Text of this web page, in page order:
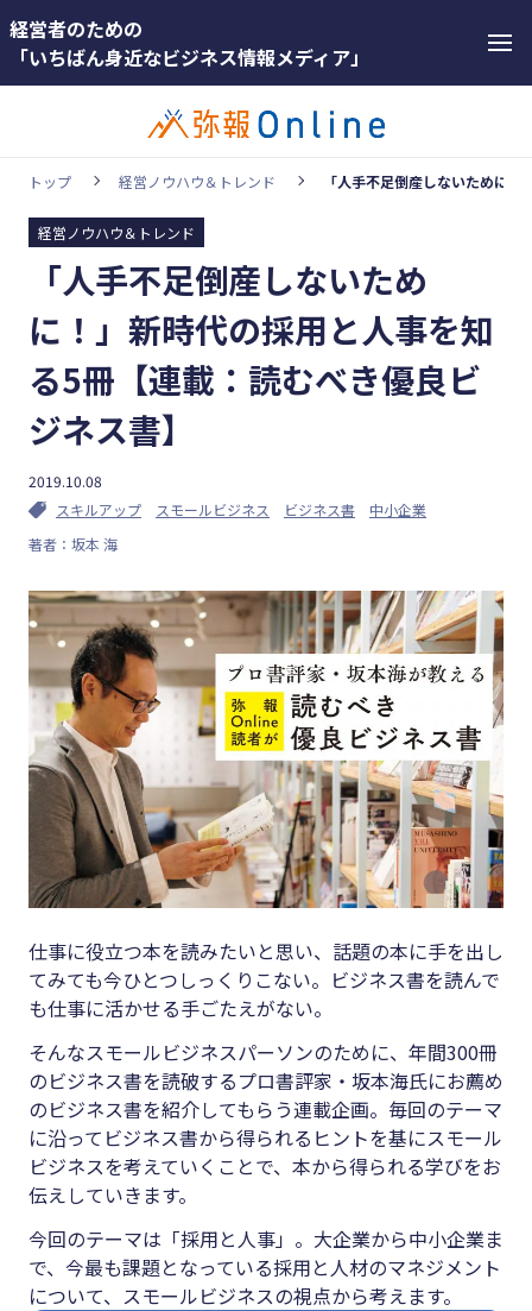
経営者のための
「いちばん身近なビジネス情報メディア」
カテゴリー
顧客獲得・売上アップ
人材（採用・育成・定着）
事業成長・経営力アップ
経営ノウハウ＆トレンド
弥生の製品・サービス
業務効率化
#インボイス
#インボイス制度
#電子帳簿保存法
#集客
#資金調達
#生産性向上
#採用
#人材育成
#店舗経営
#クラブオフ
ホットワー
#インボ
イス
#インボ
#電子帳
簿保存法
#資金調
#DX
#生産性
向上
#人材育
#クラブ
トップ 経営ノウハウ＆トレンド 「人手不足倒産しないために
経営ノウハウ＆トレンド
「人手不足倒産しないため
に！」新時代の採用と人事を知
る5冊【連載：読むべき優良ビ
ジネス書】
2019.10.08
スキルアップ
スモールビジネス ビジネス書
中小企業
著者：坂本 海
仕事に役立つ本を読みたいと思い、話題の本に手を出し
てみても今ひとつしっくりこない。ビジネス書を読んで
も仕事に活かせる手ごたえがない。
そんなスモールビジネスパーソンのために、年間300冊
のビジネス書を読破するプロ書評家・坂本海氏にお薦め
のビジネス書を紹介してもらう連載企画。毎回のテーマ
に沿ってビジネス書から得られるヒントを基にスモール
ビジネスを考えていくことで、本から得られる学びをお
伝えしていきます。
今回のテーマは「採用と人事」。大企業から中小企業ま
で、今最も課題となっている採用と人材のマネジメント
について、スモールビジネスの視点から考えます。